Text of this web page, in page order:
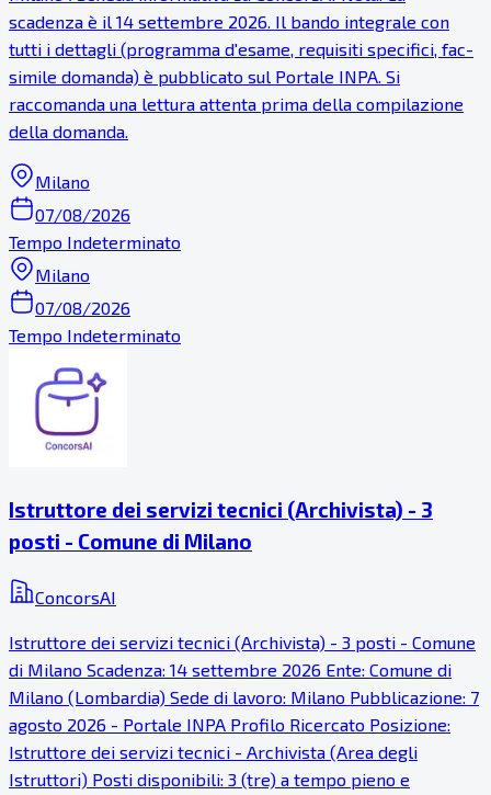
scadenza è il 14 settembre 2026. Il bando integrale con
tutti i dettagli (programma d'esame, requisiti specifici, fac-
simile domanda) è pubblicato sul Portale INPA. Si
raccomanda una lettura attenta prima della compilazione
della domanda.
Milano
07/08/2026
Tempo Indeterminato
Milano
07/08/2026
Tempo Indeterminato
Istruttore dei servizi tecnici (Archivista) - 3
posti - Comune di Milano
ConcorsAI
Istruttore dei servizi tecnici (Archivista) - 3 posti - Comune
di Milano Scadenza: 14 settembre 2026 Ente: Comune di
Milano (Lombardia) Sede di lavoro: Milano Pubblicazione: 7
agosto 2026 - Portale INPA Profilo Ricercato Posizione:
Istruttore dei servizi tecnici - Archivista (Area degli
Istruttori) Posti disponibili: 3 (tre) a tempo pieno e